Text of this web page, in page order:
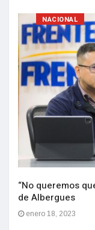
NACIONAL
“No queremos
de Albergues
enero 18, 2023